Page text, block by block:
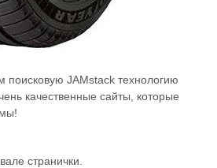
JAMstack технологию
качественные сайты, которые
странички.